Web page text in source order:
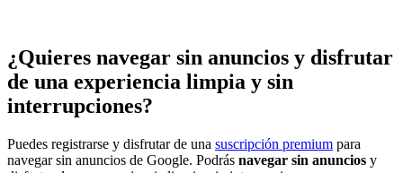
¿Quieres navegar sin anuncios y disfrutar
de una experiencia limpia y sin
interrupciones?
Puedes registrarse y disfrutar de una suscripción premium para
navegar sin anuncios de Google. Podrás navegar sin anuncios y